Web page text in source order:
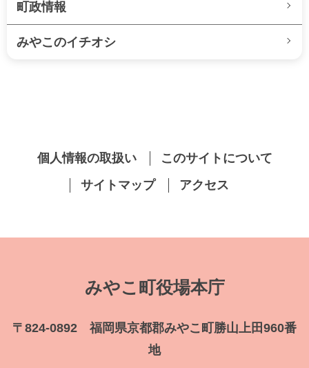
町政情報
みやこのイチオシ
個人情報の取扱い
このサイトについて
サイトマップ
アクセス
みやこ町役場本庁
〒824-0892 福岡県京都郡みやこ町勝山上田960番
地